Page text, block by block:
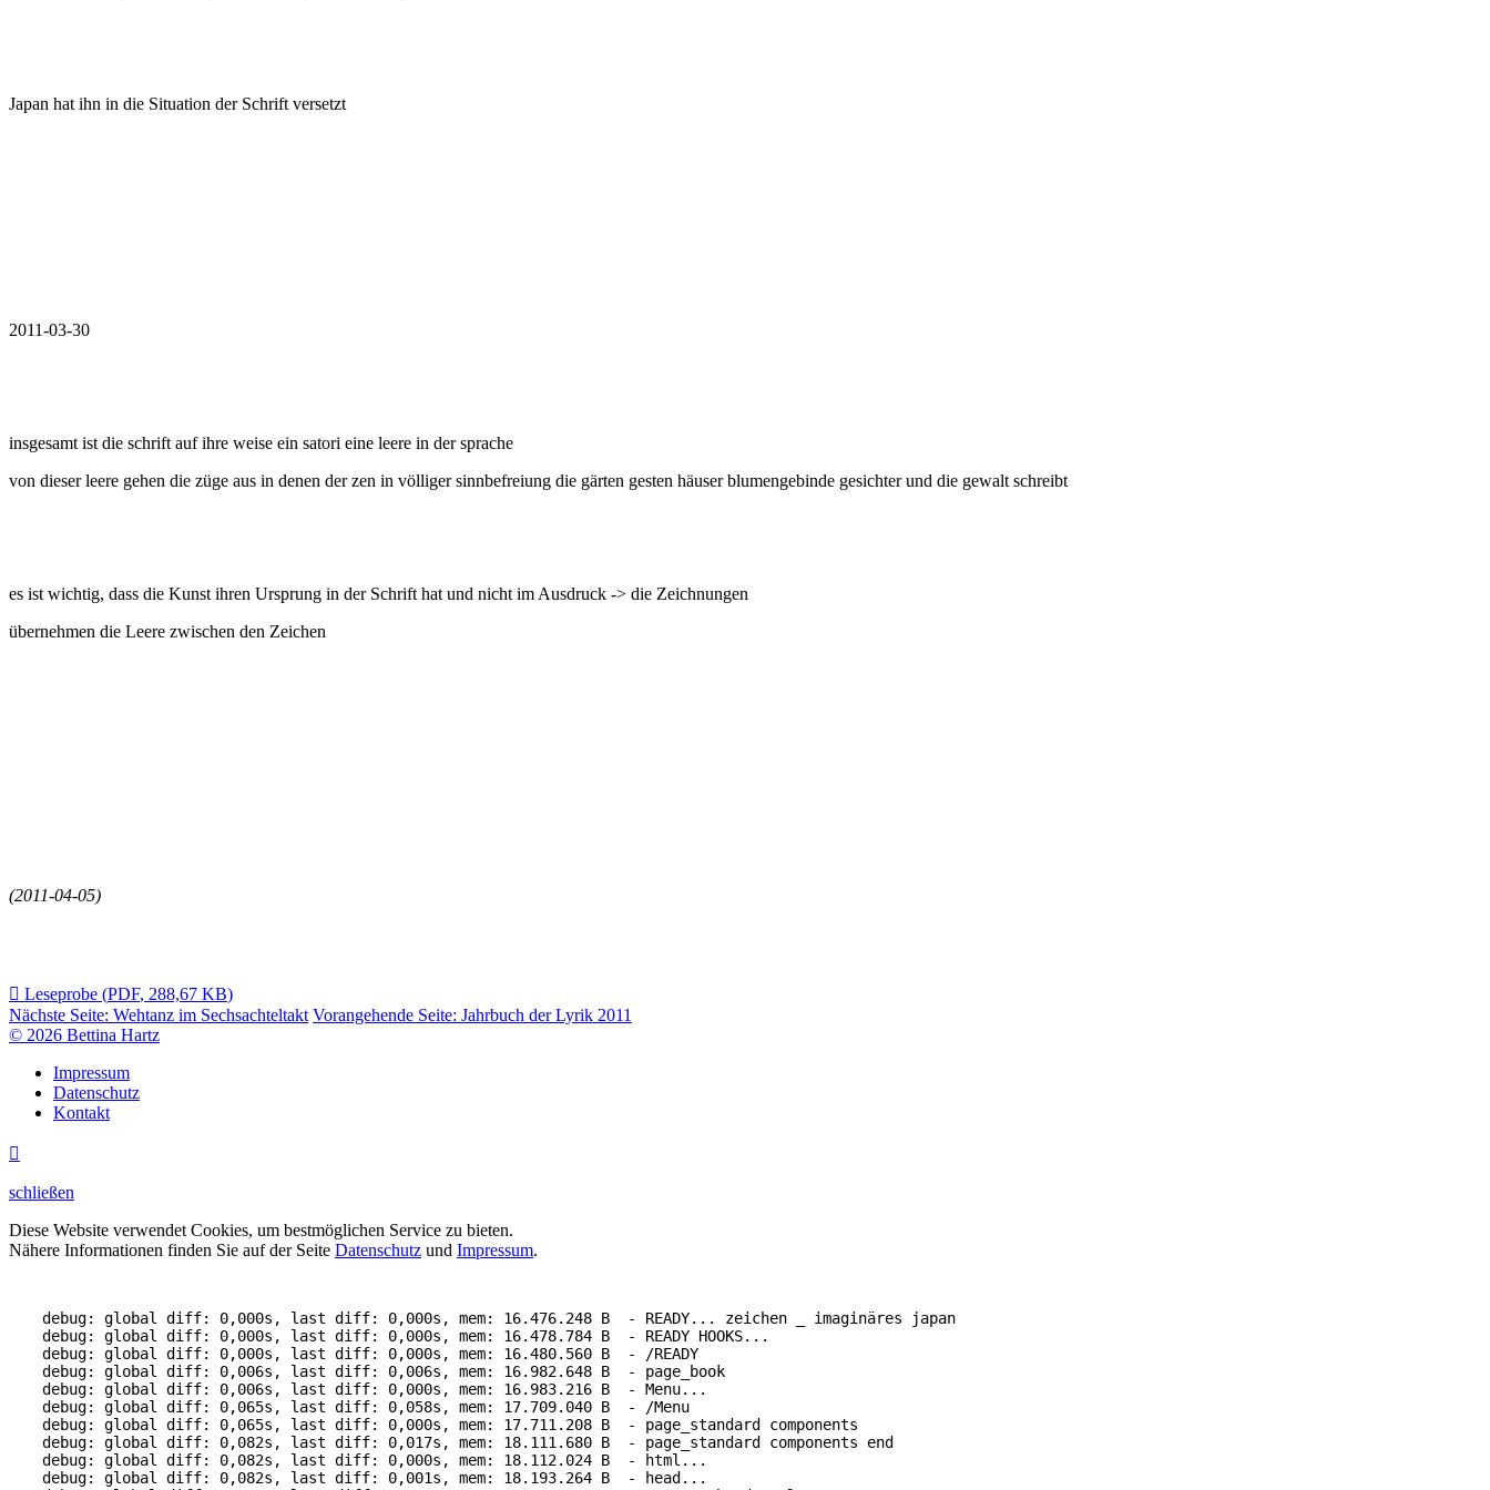
Japan hat ihn in die Situation der Schrift versetzt
2011-03-30
insgesamt ist die schrift auf ihre weise ein satori eine leere in der sprache
von dieser leere gehen die züge aus in denen der zen in völliger sinnbefreiung die gärten gesten häuser blumengebinde gesichter und die gewalt schreibt
es ist wichtig, dass die Kunst ihren Ursprung in der Schrift hat und nicht im Ausdruck -> die Zeichnungen
übernehmen die Leere zwischen den Zeichen
(2011-04-05)
 Leseprobe (PDF, 288,67 KB)
Nächste Seite: Wehtanz im Sechsachteltakt Vorangehende Seite: Jahrbuch der Lyrik 2011
© 2026 Bettina Hartz
Impressum
Datenschutz
Kontakt

schließen
Diese Website verwendet Cookies, um bestmöglichen Service zu bieten.
Nähere Informationen finden Sie auf der Seite Datenschutz und Impressum.
debug: global diff: 0,000s, last diff: 0,000s, mem: 16.476.248 B  - READY... zeichen _ imaginäres japan
debug: global diff: 0,000s, last diff: 0,000s, mem: 16.478.784 B  - READY HOOKS...
debug: global diff: 0,000s, last diff: 0,000s, mem: 16.480.560 B  - /READY
debug: global diff: 0,006s, last diff: 0,006s, mem: 16.982.648 B  - page_book
debug: global diff: 0,006s, last diff: 0,000s, mem: 16.983.216 B  - Menu...
debug: global diff: 0,065s, last diff: 0,058s, mem: 17.709.040 B  - /Menu
debug: global diff: 0,065s, last diff: 0,000s, mem: 17.711.208 B  - page_standard components
debug: global diff: 0,082s, last diff: 0,017s, mem: 18.111.680 B  - page_standard components end
debug: global diff: 0,082s, last diff: 0,000s, mem: 18.112.024 B  - html...
debug: global diff: 0,082s, last diff: 0,001s, mem: 18.193.264 B  - head...